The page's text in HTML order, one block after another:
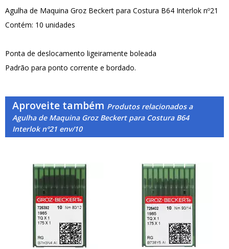
Agulha de Maquina Groz Beckert para Costura B64 Interlok nº21
Contém: 10 unidades
Ponta de deslocamento ligeiramente boleada
Padrão para ponto corrente e bordado.
Aproveite também Produtos relacionados a
Agulha de Maquina Groz Beckert para Costura B64
Interlok nº21 env/10